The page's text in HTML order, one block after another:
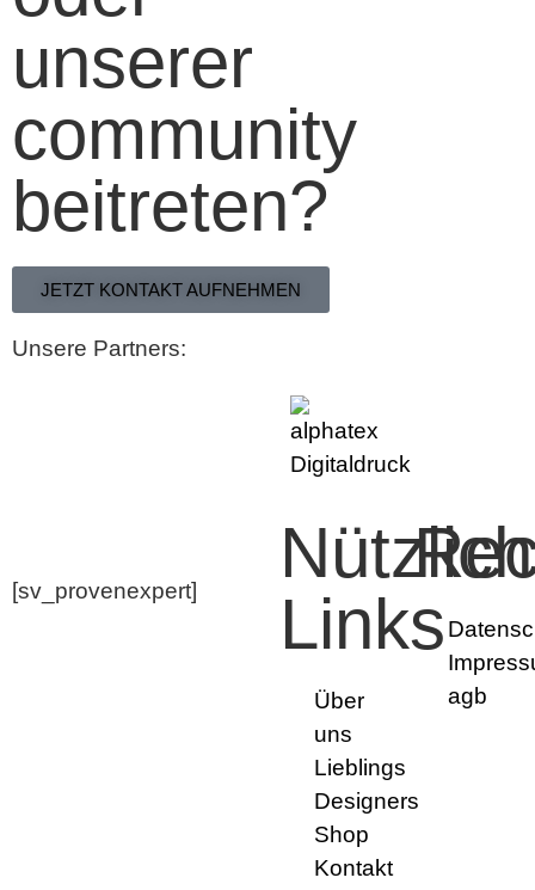
unserer
community
beitreten?
JETZT KONTAKT AUFNEHMEN
Unsere Partners:
[sv_provenexpert]
Links
Über
uns
Lieblings
Designers
Shop
Kontakt
agb